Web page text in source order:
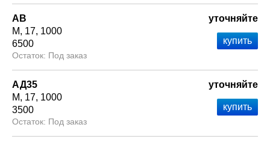
АВ
М
17 1000
6500
Под заказ
уточняйте
АД35
М
17 1000
3500
Под заказ
уточняйте